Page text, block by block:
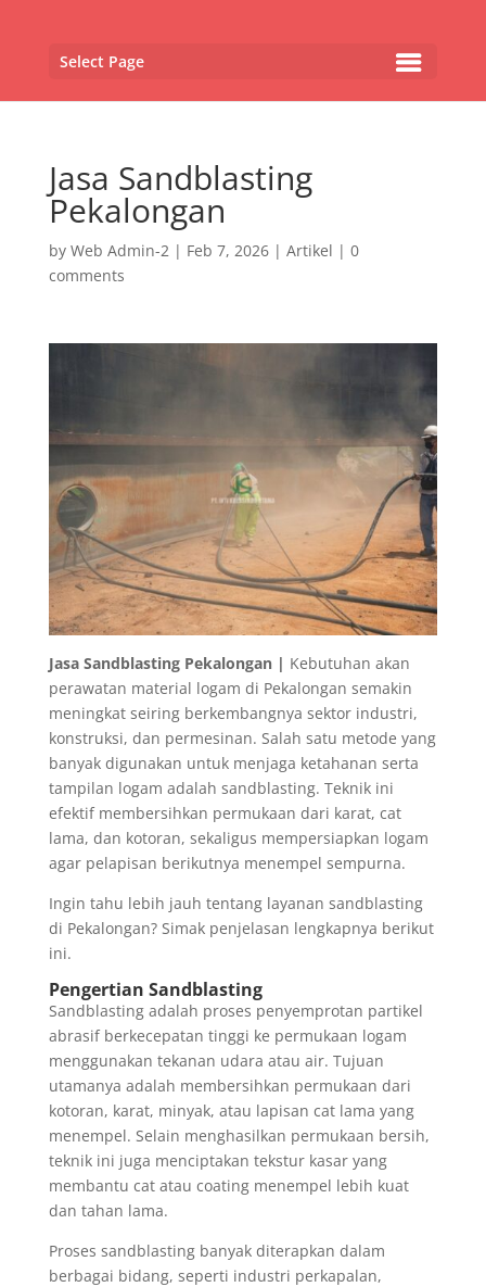
Select Page
Jasa Sandblasting
Pekalongan
by Web Admin-2| Feb 7, 2026| Artikel | 0
comments
Jasa Sandblasting Pekalongan | Kebutuhan akan
perawatan material logam di Pekalongan semakin
meningkat seiring berkembangnya sektor industri,
konstruksi, dan permesinan. Salah satu metode yang
banyak digunakan untuk menjaga ketahanan serta
tampilan logam adalah sandblasting. Teknik ini
efektif membersihkan permukaan dari karat, cat
lama, dan kotoran, sekaligus mempersiapkan logam
agar pelapisan berikutnya menempel sempurna.
Ingin tahu lebih jauh tentang layanan sandblasting
di Pekalongan? Simak penjelasan lengkapnya berikut
ini.
Pengertian Sandblasting
Sandblasting adalah proses penyemprotan partikel
abrasif berkecepatan tinggi ke permukaan logam
menggunakan tekanan udara atau air. Tujuan
utamanya adalah membersihkan permukaan dari
kotoran, karat, minyak, atau lapisan cat lama yang
menempel. Selain menghasilkan permukaan bersih,
teknik ini juga menciptakan tekstur kasar yang
membantu cat atau coating menempel lebih kuat
dan tahan lama.
Proses sandblasting banyak diterapkan dalam
berbagai bidang, seperti industri perkapalan,